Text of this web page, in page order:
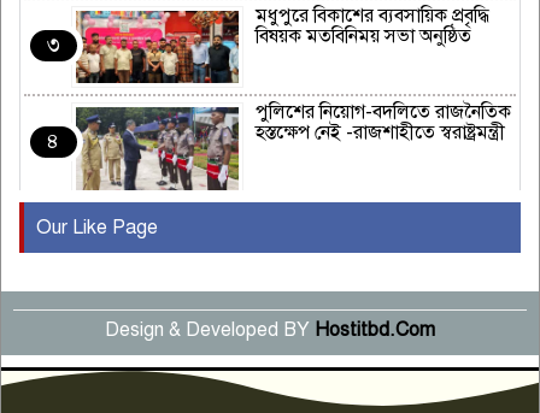
৩
মধুপুরে বিকাশের ব্যবসায়িক প্রবৃদ্ধি
বিষয়ক মতবিনিময় সভা অনুষ্ঠিত
৪
পুলিশের নিয়োগ-বদলিতে রাজনৈতিক
হস্তক্ষেপ নেই -রাজশাহীতে স্বরাষ্ট্রমন্ত্রী
৫
বছর পূর্তি উদযাপন
৬
সংবাদ সম্মেলনে অভিযোগ অস্বীকার
উদ্দেশ্য প্রণোদিত সংবাদ প্রকাশের
প্রতিবাদ নাজির হাসানের
Our Like Page
Design & Developed BY Hostitbd.Com